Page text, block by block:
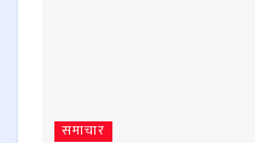
समाचार